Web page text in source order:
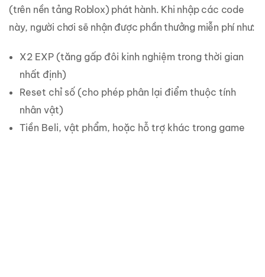
(trên nền tảng Roblox) phát hành. Khi nhập các code
này, người chơi sẽ nhận được phần thưởng miễn phí như:
X2 EXP (tăng gấp đôi kinh nghiệm trong thời gian
nhất định)
Reset chỉ số (cho phép phân lại điểm thuộc tính
nhân vật)
Tiền Beli, vật phẩm, hoặc hỗ trợ khác trong game